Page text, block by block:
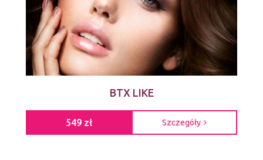
BTX LIKE
549 zł Szczegóły